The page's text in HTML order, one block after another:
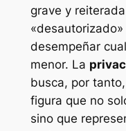
grave y
desempeñar
menor. La
busca, por
figura que no
sino que